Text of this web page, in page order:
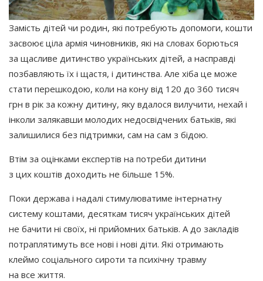
Замість дітей чи родин, які потребують допомоги, кошти
засвоює ціла армія чиновників, які на словах борються
за щасливе дитинство українських дітей, а насправді
позбавляють їх і щастя, і дитинства. Але хіба це може
стати перешкодою, коли на кону від 120 до 360 тисяч
грн в рік за кожну дитину, яку вдалося вилучити, нехай і
інколи залякавши молодих недосвідчених батьків, які
залишилися без підтримки, сам на сам з бідою.
Втім за оцінками експертів на потреби дитини
з цих коштів доходить не більше 15%.
Поки держава і надалі стимулюватиме інтернатну
систему коштами, десяткам тисяч українських дітей
не бачити ні своїх, ні прийомних батьків. А до закладів
потраплятимуть все нові і нові діти. Які отримають
клеймо соціального сироти та психічну травму
на все життя.